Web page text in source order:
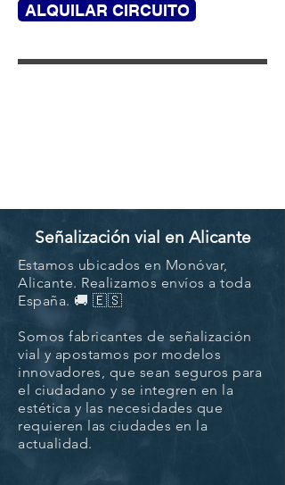
ALQUILAR CIRCUITO
Señalización vial en Alicante
Estamos ubicados en Monóvar,
Alicante. Realizamos envíos a toda
España. 🚚 🇪🇸
Somos fabricantes de señalización
vial y apostamos por modelos
innovadores, que sean seguros para
el ciudadano y se integren en la
estética y las necesidades que
requieren las ciudades en la
actualidad.